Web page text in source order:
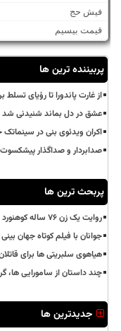
فیش حج
قیمت بیسیم
پربیننده ترین ها
از غارت پاندورا تا رؤیای تسلط
عشق در دل بماند شنیدنی شد
اکران ویدئوی بنی در سینماتک
صدابردار و صداگذار
پربحث ترین ها
روایت یک زن ۷۶ ساله کوهنورد مادر کوهستان کیست؟
جوانان با فیلم کوتاه جهان
هیاهوی سلبریتی ها برای
چند داستان از سامورایی
جدیدترین ها